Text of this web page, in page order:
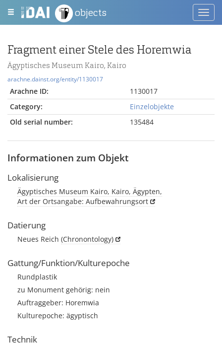
objects
Fragment einer Stele des Horemwia
Ägyptisches Museum Kairo, Kairo
arachne.dainst.org/entity/1130017
Arachne ID:
1130017
Category:
Einzelobjekte
Old serial number:
135484
Informationen zum Objekt
Lokalisierung
Ägyptisches Museum Kairo, Kairo, Ägypten,
Art der Ortsangabe: Aufbewahrungsort
Datierung
Neues Reich (Chronontology)
Gattung/Funktion/Kulturepoche
Rundplastik
zu Monument gehörig: nein
Auftraggeber: Horemwia
Kulturepoche: ägyptisch
Technik